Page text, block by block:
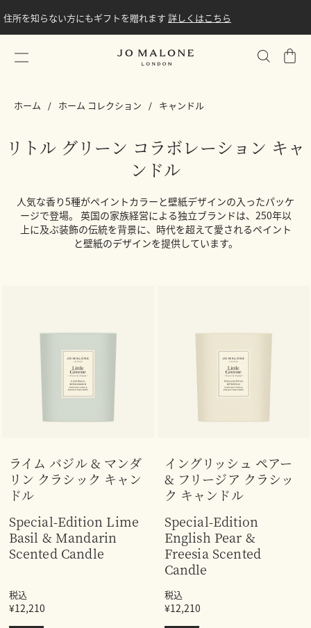
住所を知らない方にもギフトを贈れます 詳しくはこちら
シ
ホーム ホーム コレクション キャンドル
リトル グリーン コラボレーション キャ
ンドル
人気な香り5種がペイントカラーと壁紙デザインの入ったパッケ
ージで登場。 英国の家族経営による独立ブランドは、250年以
上に及ぶ装飾の伝統を背景に、時代を超えて愛されるペイント
と壁紙のデザインを提供しています。
ライム バジル & マンダ
リン クラシック キャン
ドル
Special-Edition Lime
Basil & Mandarin
Scented Candle
税込
¥12,210
イングリッシュ ペアー
& フリージア クラシッ
ク キャンドル
Special-Edition
English Pear &
Freesia Scented
Candle
税込
¥12,210